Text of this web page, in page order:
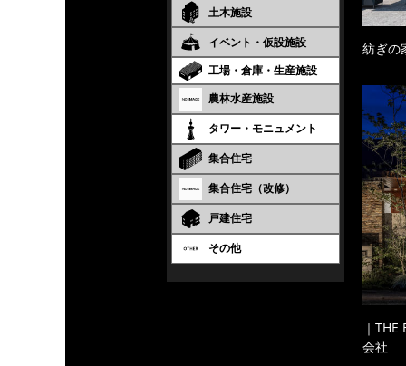
土木施設
イベント・仮設施設
工場・倉庫・生産施設
農林水産施設
タワー・モニュメント
集合住宅
集合住宅（改修）
戸建住宅
その他
紡ぎの
｜
会社